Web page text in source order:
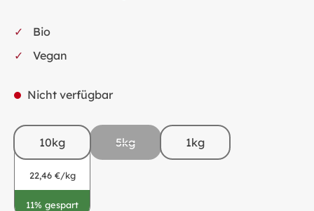
Bio
Vegan
Nicht verfügbar
10kg
22,46 €/kg
11% gespart
5kg 1kg